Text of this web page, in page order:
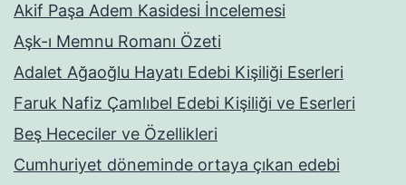
Akif Paşa Adem Kasidesi İncelemesi
Aşk-ı Memnu Romanı Özeti
Adalet Ağaoğlu Hayatı Edebi Kişiliği Eserleri
Faruk Nafiz Çamlıbel Edebi Kişiliği ve Eserleri
Beş Hececiler ve Özellikleri
Cumhuriyet döneminde ortaya çıkan edebi